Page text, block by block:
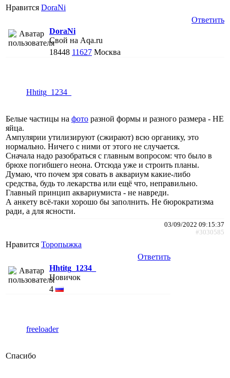
Нравится DoraNi
Ответить
DoraNi
Свой на Aqa.ru
18448 11627 Москва
Hhtitg_1234_
Белые частицы на фото разной формы и разного размера - НЕ
яйца.
Ампулярии утилизируют (сжирают) всю органику, это
нормально. Ничего с ними от этого не случается.
Сначала надо разобраться с главным вопросом: что было в
брюхе погибшего неона. Отсюда уже и строить планы.
Думаю, что почем зря совать в аквариум какие-либо
средства, будь то лекарства или ещё что, неправильно.
Главный принцип аквариумиста - не навреди.
А анкету всё-таки хорошо бы заполнить. Не бюрократизма
ради, а для ясности.
03/09/2022 09:15:37
#3030585
Нравится Торопыжка
Ответить
Hhtitg_1234_
Новичок
4
freeloader
Спасибо